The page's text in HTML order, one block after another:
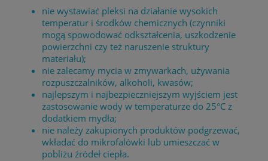
nie wystawiać pleksi na działanie wysokich
temperatur i środków chemicznych (czynniki
mogą spowodować odkształcenia, uszkodzenie
powierzchni czy też naruszenie struktury
materiału);
nie zalecamy mycia w zmywarkach, używania
rozpuszczalników, alkoholi, kwasów;
najlepszym i najbezpieczniejszym wyjściem jest
zastosowanie wody w temperaturze do 25°C z
dodatkiem mydła;
nie należy zakupionych produktów podgrzewać,
wkładać do mikrofalówki lub umieszczać w
pobliżu źródeł ciepła.